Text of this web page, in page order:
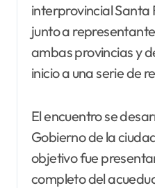
interprovincial Santa
junto a
ambas provincias y
inicio a una serie de
El encuentro se
Gobierno de la
objetivo fue
completo del